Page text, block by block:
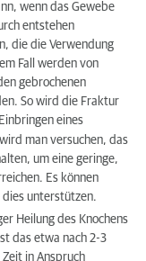
wenn das Gewebe
entstehen
die die Verwendung
Fall werden von
gebrochenen
So wird die Fraktur
eines
man versuchen, das
um eine geringe,
Es können
unterstützen.
Heilung des Knochens
das etwa nach 2-3
in Anspruch